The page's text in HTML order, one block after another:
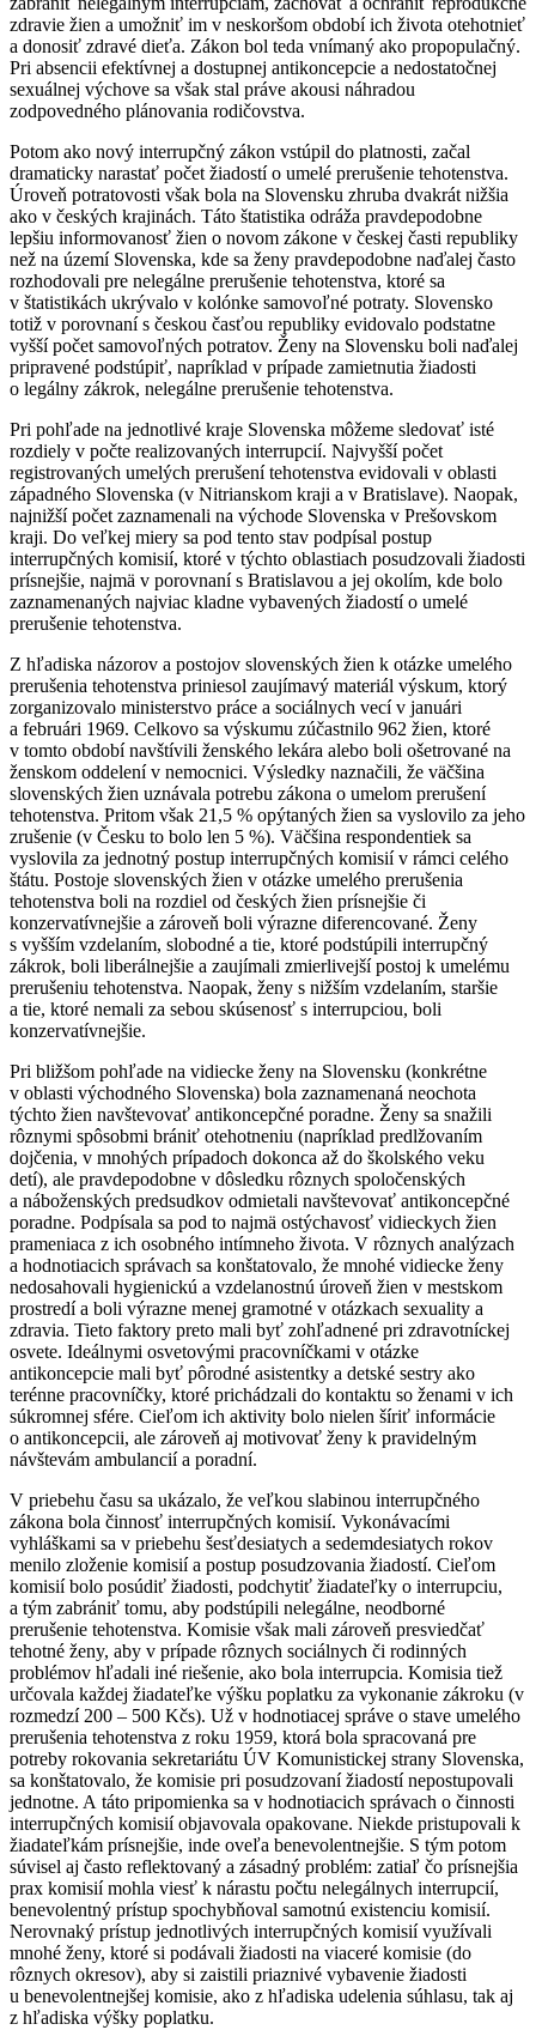
zdravie žien a umožniť im v neskoršom období ich života otehotnieť
a donosiť zdravé dieťa. Zákon bol teda vnímaný ako propopulačný.
Pri absencii efektívnej a dostupnej antikoncepcie a nedostatočnej
sexuálnej výchove sa však stal práve akousi náhradou
zodpovedného plánovania rodičovstva.
Potom ako nový interrupčný zákon vstúpil do platnosti, začal
dramaticky narastať počet žiadostí o umelé prerušenie tehotenstva.
Úroveň potratovosti však bola na Slovensku zhruba dvakrát nižšia
ako v českých krajinách. Táto štatistika odráža pravdepodobne
lepšiu informovanosť žien o novom zákone v českej časti republiky
než na území Slovenska, kde sa ženy pravdepodobne naďalej často
rozhodovali pre nelegálne prerušenie tehotenstva, ktoré sa
v štatistikách ukrývalo v kolónke samovoľné potraty. Slovensko
totiž v porovnaní s českou časťou republiky evidovalo podstatne
vyšší počet samovoľných potratov. Ženy na Slovensku boli naďalej
pripravené podstúpiť, napríklad v prípade zamietnutia žiadosti
o legálny zákrok, nelegálne prerušenie tehotenstva.
Pri pohľade na jednotlivé kraje Slovenska môžeme sledovať isté
rozdiely v počte realizovaných interrupcií. Najvyšší počet
registrovaných umelých prerušení tehotenstva evidovali v oblasti
západného Slovenska (v Nitrianskom kraji a v Bratislave). Naopak,
najnižší počet zaznamenali na východe Slovenska v Prešovskom
kraji. Do veľkej miery sa pod tento stav podpísal postup
interrupčných komisií, ktoré v týchto oblastiach posudzovali žiadosti
prísnejšie, najmä v porovnaní s Bratislavou a jej okolím, kde bolo
zaznamenaných najviac kladne vybavených žiadostí o umelé
prerušenie tehotenstva.
Z hľadiska názorov a postojov slovenských žien k otázke umelého
prerušenia tehotenstva priniesol zaujímavý materiál výskum, ktorý
zorganizovalo ministerstvo práce a sociálnych vecí v januári
a februári 1969. Celkovo sa výskumu zúčastnilo 962 žien, ktoré
v tomto období navštívili ženského lekára alebo boli ošetrované na
ženskom oddelení v nemocnici. Výsledky naznačili, že väčšina
slovenských žien uznávala potrebu zákona o umelom prerušení
tehotenstva. Pritom však 21,5 % opýtaných žien sa vyslovilo za jeho
zrušenie (v Česku to bolo len 5 %). Väčšina respondentiek sa
vyslovila za jednotný postup interrupčných komisií v rámci celého
štátu. Postoje slovenských žien v otázke umelého prerušenia
tehotenstva boli na rozdiel od českých žien prísnejšie či
konzervatívnejšie a zároveň boli výrazne diferencované. Ženy
s vyšším vzdelaním, slobodné a tie, ktoré podstúpili interrupčný
zákrok, boli liberálnejšie a zaujímali zmierlivejší postoj k umelému
prerušeniu tehotenstva. Naopak, ženy s nižším vzdelaním, staršie
a tie, ktoré nemali za sebou skúsenosť s interrupciou, boli
konzervatívnejšie.
Pri bližšom pohľade na vidiecke ženy na Slovensku (konkrétne
v oblasti východného Slovenska) bola zaznamenaná neochota
týchto žien navštevovať antikoncepčné poradne. Ženy sa snažili
rôznymi spôsobmi brániť otehotneniu (napríklad predlžovaním
dojčenia, v mnohých prípadoch dokonca až do školského veku
detí), ale pravdepodobne v dôsledku rôznych spoločenských
a náboženských predsudkov odmietali navštevovať antikoncepčné
poradne. Podpísala sa pod to najmä ostýchavosť vidieckych žien
prameniaca z ich osobného intímneho života. V rôznych analýzach
a hodnotiacich správach sa konštatovalo, že mnohé vidiecke ženy
nedosahovali hygienickú a vzdelanostnú úroveň žien v mestskom
prostredí a boli výrazne menej gramotné v otázkach sexuality a
zdravia. Tieto faktory preto mali byť zohľadnené pri zdravotníckej
osvete. Ideálnymi osvetovými pracovníčkami v otázke
antikoncepcie mali byť pôrodné asistentky a detské sestry ako
terénne pracovníčky, ktoré prichádzali do kontaktu so ženami v ich
súkromnej sfére. Cieľom ich aktivity bolo nielen šíriť informácie
o antikoncepcii, ale zároveň aj motivovať ženy k pravidelným
návštevám ambulancií a poradní.
V priebehu času sa ukázalo, že veľkou slabinou interrupčného
zákona bola činnosť interrupčných komisií. Vykonávacími
vyhláškami sa v priebehu šesťdesiatych a sedemdesiatych rokov
menilo zloženie komisií a postup posudzovania žiadostí. Cieľom
komisií bolo posúdiť žiadosti, podchytiť žiadateľky o interrupciu,
a tým zabrániť tomu, aby podstúpili nelegálne, neodborné
prerušenie tehotenstva. Komisie však mali zároveň presviedčať
tehotné ženy, aby v prípade rôznych sociálnych či rodinných
problémov hľadali iné riešenie, ako bola interrupcia. Komisia tiež
určovala každej žiadateľke výšku poplatku za vykonanie zákroku (v
rozmedzí 200 – 500 Kčs). Už v hodnotiacej správe o stave umelého
prerušenia tehotenstva z roku 1959, ktorá bola spracovaná pre
potreby rokovania sekretariátu ÚV Komunistickej strany Slovenska,
sa konštatovalo, že komisie pri posudzovaní žiadostí nepostupovali
jednotne. A táto pripomienka sa v hodnotiacich správach o činnosti
interrupčných komisií objavovala opakovane. Niekde pristupovali k
žiadateľkám prísnejšie, inde oveľa benevolentnejšie. S tým potom
súvisel aj často reflektovaný a zásadný problém: zatiaľ čo prísnejšia
prax komisií mohla viesť k nárastu počtu nelegálnych interrupcií,
benevolentný prístup spochybňoval samotnú existenciu komisií.
Nerovnaký prístup jednotlivých interrupčných komisií využívali
mnohé ženy, ktoré si podávali žiadosti na viaceré komisie (do
rôznych okresov), aby si zaistili priaznivé vybavenie žiadosti
u benevolentnejšej komisie, ako z hľadiska udelenia súhlasu, tak aj
z hľadiska výšky poplatku.